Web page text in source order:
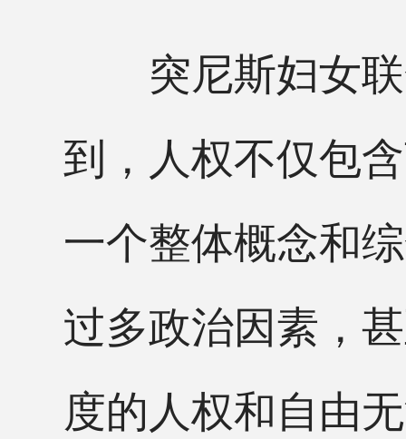
突尼斯妇女联
到，人权不仅包
一个整体概念和
过多政治因素，
度的人权和自由